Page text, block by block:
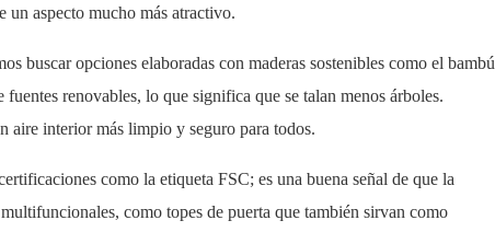
un aspecto mucho más atractivo.
buscar opciones elaboradas con maderas sostenibles como el bambú
renovables, lo que significa que se talan menos árboles.
aire interior más limpio y seguro para todos.
como la etiqueta FSC; es una buena señal de que la
como topes de puerta que también sirvan como